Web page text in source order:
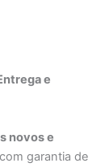
e
novos e
garantia de